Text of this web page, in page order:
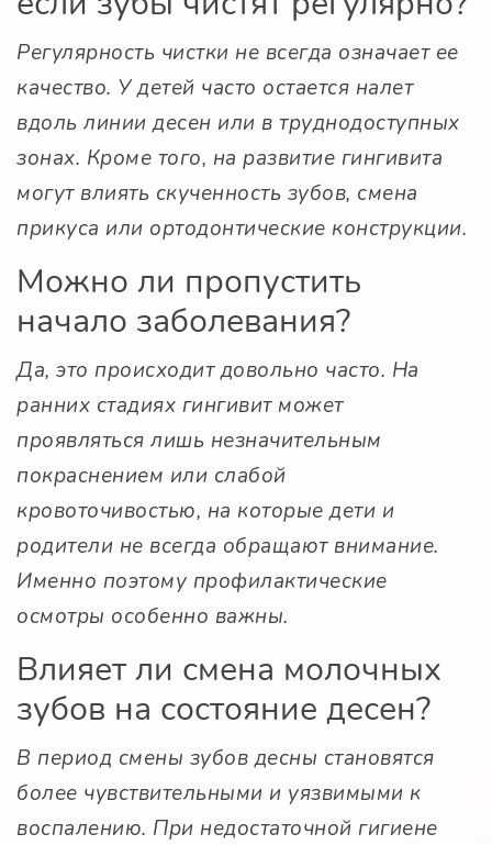
Регулярность чистки не всегда означает ее
качество. У детей часто остается налет
вдоль линии десен или в труднодоступных
зонах. Кроме того, на развитие гингивита
могут влиять скученность зубов, смена
прикуса или ортодонтические конструкции.
Можно ли пропустить
начало заболевания?
Да, это происходит довольно часто. На
ранних стадиях гингивит может
проявляться лишь незначительным
покраснением или слабой
кровоточивостью, на которые дети и
родители не всегда обращают внимание.
Именно поэтому профилактические
осмотры особенно важны.
Влияет ли смена молочных
зубов на состояние десен?
В период смены зубов десны становятся
более чувствительными и уязвимыми к
воспалению. При недостаточной гигиене